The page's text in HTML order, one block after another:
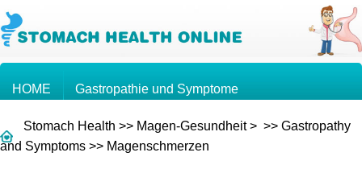
HOME Gastropathie und Symptome
Wissen über den Magen Magenkrebs
Stomach Health >> Magen-Gesundheit> >> Gastropathy
and Symptoms >> Magenschmerzen